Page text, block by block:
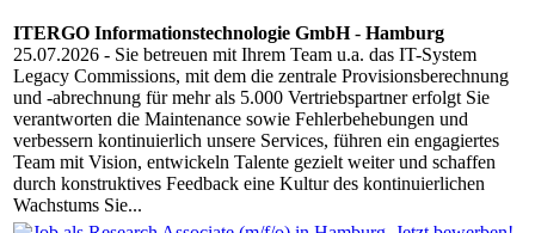
ITERGO Informationstechnologie GmbH- Hamburg
25.07.2026 - Sie betreuen mit Ihrem Team u.a. das IT-System
Legacy Commissions, mit dem die zentrale Provisionsberechnung
und -abrechnung für mehr als 5.000 Vertriebspartner erfolgt Sie
verantworten die Maintenance sowie Fehlerbehebungen und
verbessern kontinuierlich unsere Services, führen ein engagiertes
Team mit Vision, entwickeln Talente gezielt weiter und schaffen
durch konstruktives Feedback eine Kultur des kontinuierlichen
Wachstums Sie...